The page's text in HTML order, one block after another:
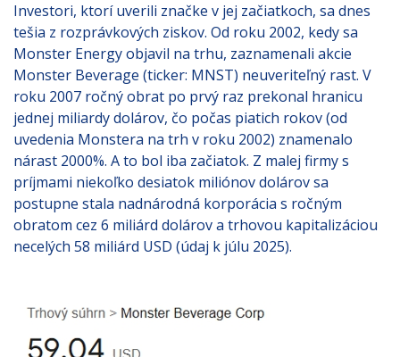
Investori, ktorí uverili značke v jej začiatkoch, sa dnes
tešia z rozprávkových ziskov. Od roku 2002, kedy sa
Monster Energy objavil na trhu, zaznamenali akcie
Monster Beverage (ticker: MNST) neuveriteľný rast. V
roku 2007 ročný obrat po prvý raz prekonal hranicu
jednej miliardy dolárov, čo počas piatich rokov (od
uvedenia Monstera na trh v roku 2002) znamenalo
nárast 2000%. A to bol iba začiatok. Z malej firmy s
príjmami niekoľko desiatok miliónov dolárov sa
postupne stala nadnárodná korporácia s ročným
obratom cez 6 miliárd dolárov a trhovou kapitalizáciou
necelých 58 miliárd USD (údaj k júlu 2025).